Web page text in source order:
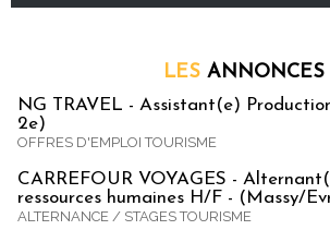
LES ANNONCES
NG TRAVEL - Assistant(e)
2e)
OFFRES D'EMPLOI TOURISME
CARREFOUR VOYAGES -
ressources humaines H/F - (Massy/
ALTERNANCE / STAGES TOURISME